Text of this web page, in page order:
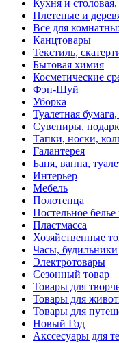
Кухня и
Плетеные и
Все для
Канцтовары
Текстиль,
Бытовая химия
Косметические
Фэн-Шуй
Уборка
Туалетная
Сувениры,
Тапки, носки,
Галантерея
Баня, ванна,
Интерьер
Мебель
Полотенца
Постельное
Пластмасса
Хозяйственные
Часы, будильники
Электротовары
Сезонный товар
Товары для
Товары для
Товары для
Новый Год
Акссесуары для